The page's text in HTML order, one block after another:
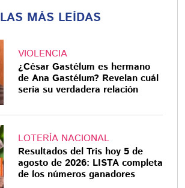
LAS MÁS LEÍDAS
VIOLENCIA
¿César Gastélum es hermano
de Ana Gastélum? Revelan cuál
sería su verdadera relación
LOTERÍA NACIONAL
Resultados del Tris hoy 5 de
agosto de 2026: LISTA completa
de los números ganadores